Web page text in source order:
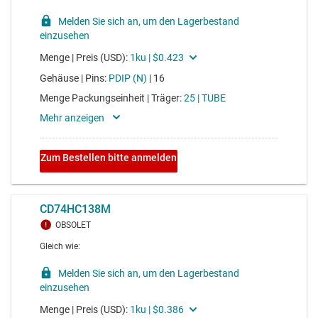
Voltage range 3V to 18V, average propagation delay 130ns
CD4017B
CMOS-Dekadenzähler mit 10 decodierten Ausgängen
Voltage range 3V to 18V, average propagation delay 130ns
SN74LS47
BCD-zu-Sieben-Segment-Decoder/-Treiber
CD4020B
CMOS-14-stufiger Ripple-Carry-Binärzähler/-Teiler
Voltage range 3V to 18V, average propagation delay 130ns